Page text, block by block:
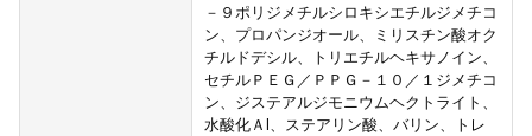
－９ポリジメチルシロキシエチルジメチコ
ン、プロパンジオール、ミリスチン酸オク
チルドデシル、トリエチルヘキサノイン、
セチルＰＥＧ／ＰＰＧ－１０／１ジメチコ
ン、ジステアルジモニウムヘクトライト、
水酸化Ａl、ステアリン酸、バリン、トレ